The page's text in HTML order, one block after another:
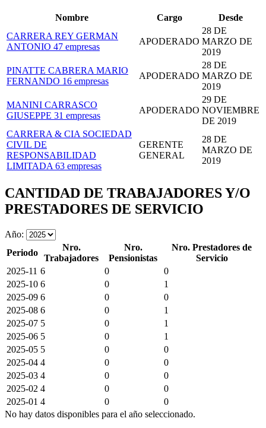
Nombre Cargo
Desde
CARRERA REY GERMAN
ANTONIO 47 empresas
APODERADO
28 DE
MARZO DE
2019
PINATTE CABRERA MARIO
FERNANDO 16 empresas
APODERADO
28 DE
MARZO DE
2019
MANINI CARRASCO
GIUSEPPE 31 empresas
APODERADO
29 DE
NOVIEMBRE
DE 2019
CARRERA & CIA SOCIEDAD
CIVIL DE
RESPONSABILIDAD
LIMITADA 63 empresas
GERENTE
GENERAL
28 DE
MARZO DE
2019
CANTIDAD DE TRABAJADORES Y/O
PRESTADORES DE SERVICIO
Año:
Periodo
Nro.
Trabajadores
Nro.
Pensionistas
Nro. Prestadores de
Servicio
2025-11 6 0
0
2025-10 6 0
1
2025-09 6 0
0
2025-08 6 0
1
2025-07 5 0
1
2025-06 5 0
1
2025-05 5 0
0
2025-04 4 0
0
2025-03 4 0
0
2025-02 4 0
0
2025-01 4 0
0
No hay datos disponibles para el año seleccionado.